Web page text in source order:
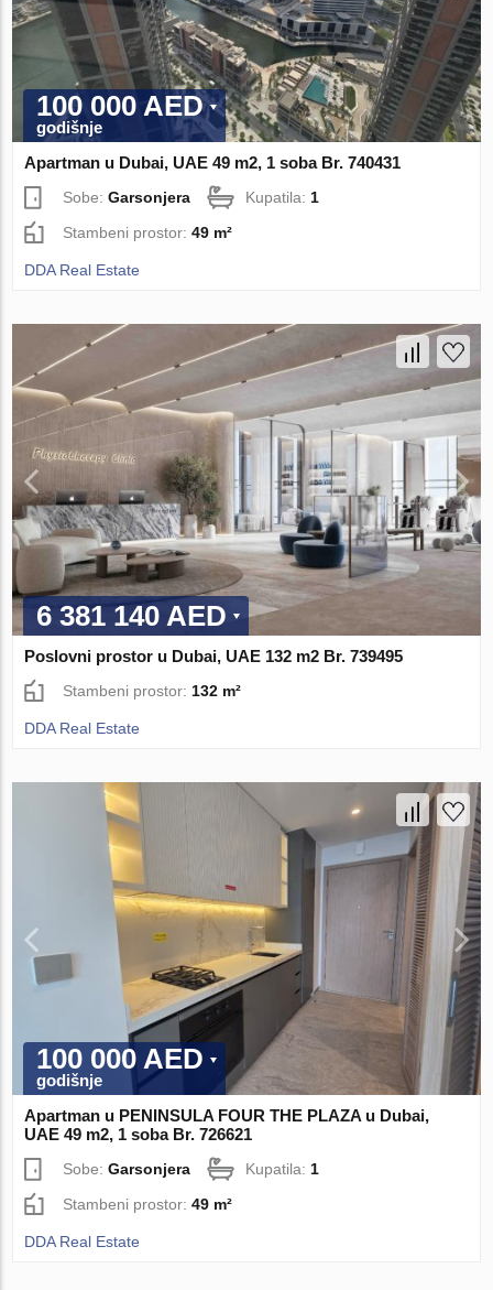
100 000 AED
godišnje
Apartman u Dubai, UAE 49 m2, 1 soba Br. 740431
Sobe:Garsonjera Kupatila: 1
Stambeni prostor:49 m²
DDA Real Estate
6 381 140 AED
Poslovni prostor u Dubai, UAE 132 m2 Br. 739495
Stambeni prostor:132 m²
DDA Real Estate
100 000 AED
godišnje
Apartman u PENINSULA FOUR THE PLAZA u Dubai,
UAE 49 m2, 1 soba Br. 726621
Sobe:Garsonjera Kupatila: 1
Stambeni prostor:49 m²
DDA Real Estate